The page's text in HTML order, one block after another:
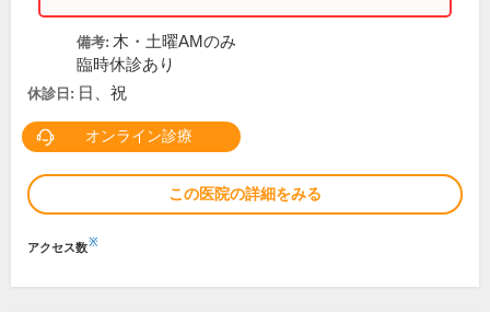
備考: 木・土曜AMのみ
臨時休診あり
休診日: 日、祝
オンライン診療
この医院の詳細をみる
アクセス数※